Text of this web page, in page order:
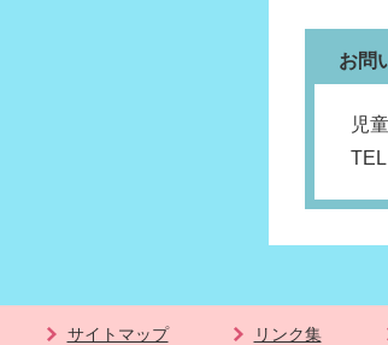
お問
児
TEL
サイトマップ リンク集